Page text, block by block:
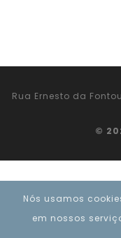
Nós usamos
em nossos
Rua Ernesto da
©